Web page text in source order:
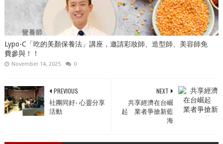
Lypo-C「吃的美顏保養法」講座，邀請彩妝師、造型師、美容師免
費參與！！
November 14, 2025 0
NEXT
共享經濟在台崛
起 業者爭搶新藍
海
PREVIOUS
社團同好- 心靈分享
活動